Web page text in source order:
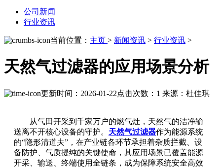
公司新闻
行业资讯
当前位置： 主页 > 新闻资讯 > 行业资讯 >
天然气过滤器的应用场景分析
更新时间：2026-01-22点击次数：1 来源：杜佳琪
从气田开采到千家万户的燃气灶，天然气的洁净输
送离不开核心设备的守护。 天然气过滤器作为能源系统
的“隐形清道夫”，在产业链各环节承担着杂质拦截、设
备防护、气质提纯的关键使命，其应用场景已覆盖能源
开采、输送、终端使用全链条，成为保障系统安全高效